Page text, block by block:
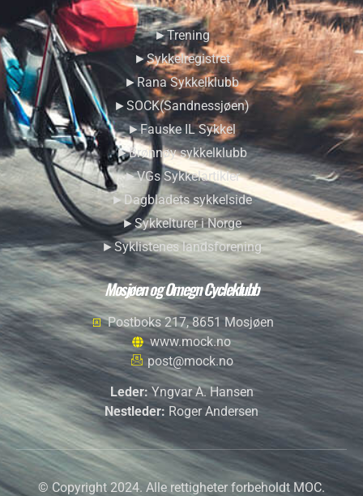
►Trening
►Sykkelregistret
►Rana Sykkelklubb
►SOCK(Sandnessjøen)
►Fauske IL Sykkel
►Brønnøy sykkelklubb
►VGs Sykkelartikler
►Dagbladets sykkelside
►Sykkelturer i Norge
►Syklistenes landsforening
Mosjøen og Omegn Cycleklubb
Postboks 217, 8651 Mosjøen
www.mock.no
post@mock.no
Leder:Yngvar A. Hansen
Nestleder: Roger Andersen
© Copyright 2024. Alle rettigheter forbeholdt MOC.